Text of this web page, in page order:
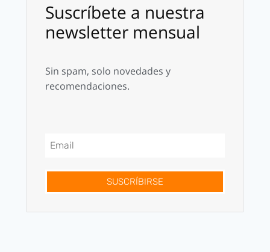
Suscríbete a nuestra
newsletter mensual
Sin spam, solo novedades y
recomendaciones.
SUSCRÍBIRSE